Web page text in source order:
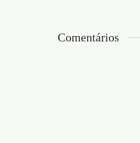
Comentários